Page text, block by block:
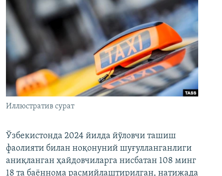
Иллюстратив сурат
Ўзбекистонда 2024 йилда йўловчи ташиш
фаолияти билан ноқонуний шуғулланганлиги
аниқланган ҳайдовчиларга нисбатан 108 минг
18 та баённома расмийлаштирилган, натижада